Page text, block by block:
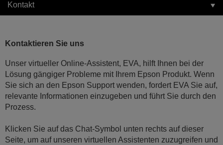
Kontakt
Kontaktieren Sie uns
Unser virtueller Online-Assistent, EVA, hilft Ihnen bei der
Lösung gängiger Probleme mit Ihrem Epson Produkt. Wenn
Sie sich an den Epson Support wenden, fordert EVA Sie auf,
relevante Informationen einzugeben und führt Sie durch den
Prozess.
Klicken Sie auf das Chat-Symbol unten rechts auf dieser
Seite, um auf unseren virtuellen Assistenten zuzugreifen und